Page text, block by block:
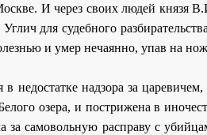
И через своих людей князя
для судебного
и умер нечаянно, упав на
недостатке надзора за
озера, и пострижена в
за самовольную расправу с